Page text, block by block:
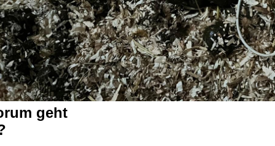
geht